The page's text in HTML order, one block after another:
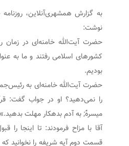
به گزارش همشهری‌آنلاین،
نوشت:
حضرت آیت‌الله خامنه‌ای در
کشورهای اسلامی رفتند و ما به
بودیم.
حضرت آیت‌الله خامنه‌ای به
را نمی‌دهید؟ او در جواب گفت:
میسرهًْ; به آدم بدهکار مهلت بدهید.»
آقا با مزاح فرمودند: تا اینجا را
قسمت دوم آیه شریفه را نخوانید که